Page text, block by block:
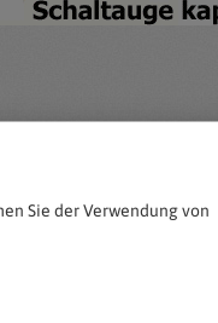
Sie der Verwendung von